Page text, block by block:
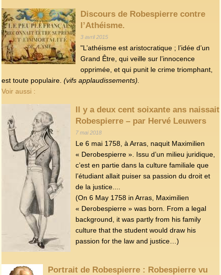
Discours de Robespierre contre
l’Athéisme.
3 avril 2015
"L’athéisme est aristocratique ; l’idée d’un
Grand Être, qui veille sur l’innocence
opprimée, et qui punit le crime triomphant,
est toute populaire. (vifs applaudissements).
Voir aussi :
Il y a deux cent soixante ans naissait
Robespierre – par Hervé Leuwers
7 mai 2018
Le 6 mai 1758, à Arras, naquit Maximilien
« Derobespierre ». Issu d’un milieu juridique,
c’est en partie dans la culture familiale que
l’étudiant allait puiser sa passion du droit et
de la justice....
(On 6 May 1758 in Arras, Maximilien
« Derobespierre » was born. From a legal
background, it was partly from his family
culture that the student would draw his
passion for the law and justice…)
Portrait de Robespierre : Robespierre vu